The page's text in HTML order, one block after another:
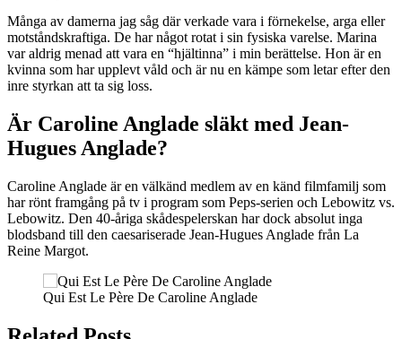
Många av damerna jag såg där verkade vara i förnekelse, arga eller
motståndskraftiga. De har något rotat i sin fysiska varelse. Marina
var aldrig menad att vara en “hjältinna” i min berättelse. Hon är en
kvinna som har upplevt våld och är nu en kämpe som letar efter den
inre styrkan att ta sig loss.
Är Caroline Anglade släkt med Jean-
Hugues Anglade?
Caroline Anglade är en välkänd medlem av en känd filmfamilj som
har rönt framgång på tv i program som Peps-serien och Lebowitz vs.
Lebowitz. Den 40-åriga skådespelerskan har dock absolut inga
blodsband till den caesariserade Jean-Hugues Anglade från La
Reine Margot.
Qui Est Le Père De Caroline Anglade